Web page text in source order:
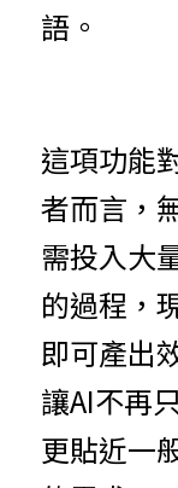
語。
這項功能
者而言，
需投入大
的過程，
即可產出
讓AI不再
更貼近一